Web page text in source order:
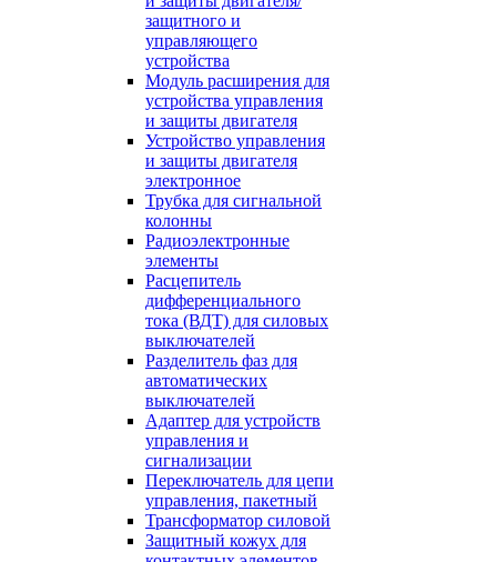
защитного и
управляющего
устройства
Модуль расширения для
устройства управления
и защиты двигателя
Устройство управления
и защиты двигателя
электронное
Трубка для сигнальной
колонны
Радиоэлектронные
элементы
Расцепитель
дифференциального
тока (ВДТ) для силовых
выключателей
Разделитель фаз для
автоматических
выключателей
Адаптер для устройств
управления и
сигнализации
Переключатель для цепи
управления, пакетный
Трансформатор силовой
Защитный кожух для